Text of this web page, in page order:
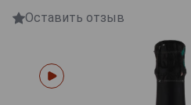
Оставить отзыв